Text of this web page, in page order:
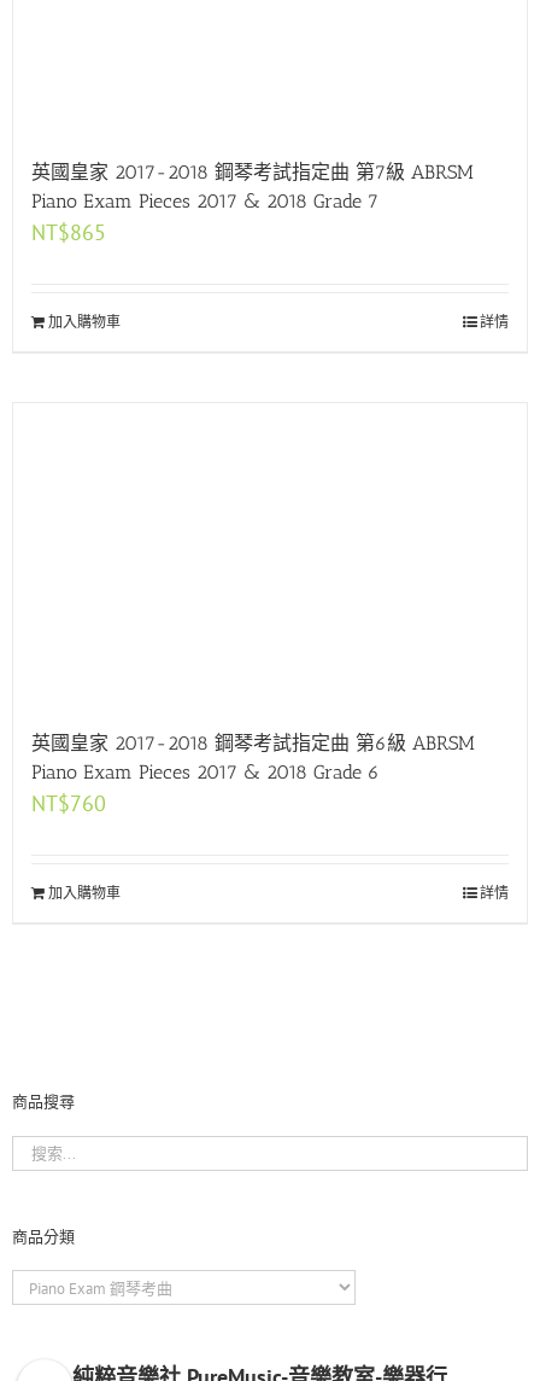
英國皇家 2017-2018 鋼琴考試指定曲 第7級 ABRSM
Piano Exam Pieces 2017 & 2018 Grade 7
NT$865
加入購物車 詳情
英國皇家 2017-2018 鋼琴考試指定曲 第6級 ABRSM
Piano Exam Pieces 2017 & 2018 Grade 6
NT$760
加入購物車 詳情
商品搜尋
商品分類